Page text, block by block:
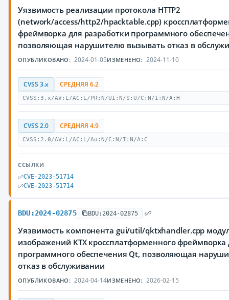
Уязвимость реализации протокола HTTP2
(network/access/http2/hpacktable.cpp)
фреймворка для разработки программного
позволяющая нарушителю вызывать отказ в
ОПУБЛИКОВАНО: 2024-01-05ИЗМЕНЕНО: 2024-11-10
CVSS 3.x СРЕДНЯЯ 6.2
CVSS:3.x/AV:L/AC:L/PR:N/UI:N/S:U/C:N/I:N/A:H
CVSS 2.0 СРЕДНЯЯ 4.9
CVSS:2.0/AV:L/AC:L/Au:N/C:N/I:N/A:C
ССЫЛКИ
CVE-2023-51714
CVE-2023-51714
BDU:2024-02875 BDU:2024-02875
Уязвимость компонента gui/util/qktxhandler.cpp
изображений KTX кроссплатформенного фреймворка
программного обеспечения Qt, позволяющая
отказ в обслуживании
ОПУБЛИКОВАНО: 2024-04-14ИЗМЕНЕНО: 2026-02-15